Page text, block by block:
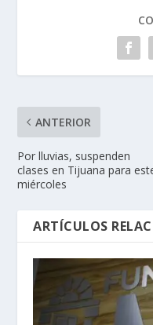
ANTERIOR
Por lluvias, suspenden
clases en Tijuana para
miércoles
ARTÍCULOS